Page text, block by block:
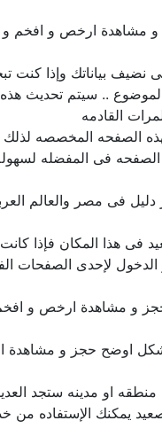
مشاهدة ارخص و افخم و
نضيف بياناتك وإذا
.. سيتم تحديث
القادمه
الصفحه المخصصه لذلك
فى المفضله لسهولة
فى مصر والعالم
المكان فإذا كانت
لإحدى الصفحات
و مشاهدة ارخص و
اوضح حجز و
او مدينه ستجد
الإستفاده من